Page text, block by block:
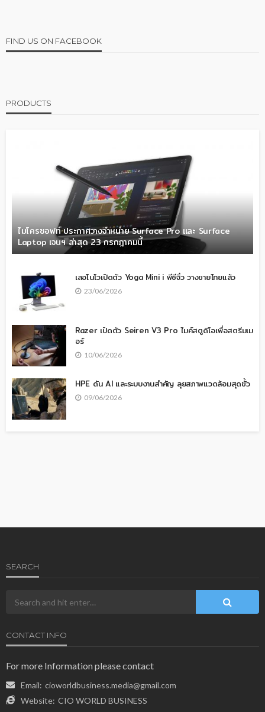
FIND US ON FACEBOOK
PRODUCTS
ไมโครซอฟท์ ประกาศวางจำหน่าย Surface Pro และ Surface
Laptop เจนฯ ล่าสุด 23 กรกฎาคมนี้
เลอโนโวเปิดตัว Yoga Mini i พีซีจิ๋ว วางขายไทยแล้ว
23/06/2026
Razer เปิดตัว Seiren V3 Pro ไมค์สตูดิโอเพื่อสตรีมเม
อร์
10/06/2026
HPE ดัน AI และระบบงานสำคัญ ลุยสภาพแวดล้อมสุดขั้ว
09/06/2026
SEARCH
CONTACT INFO
For more Information please contact
Email: cioworldbusiness.media@gmail.com
Website: CIO WORLD BUSINESS